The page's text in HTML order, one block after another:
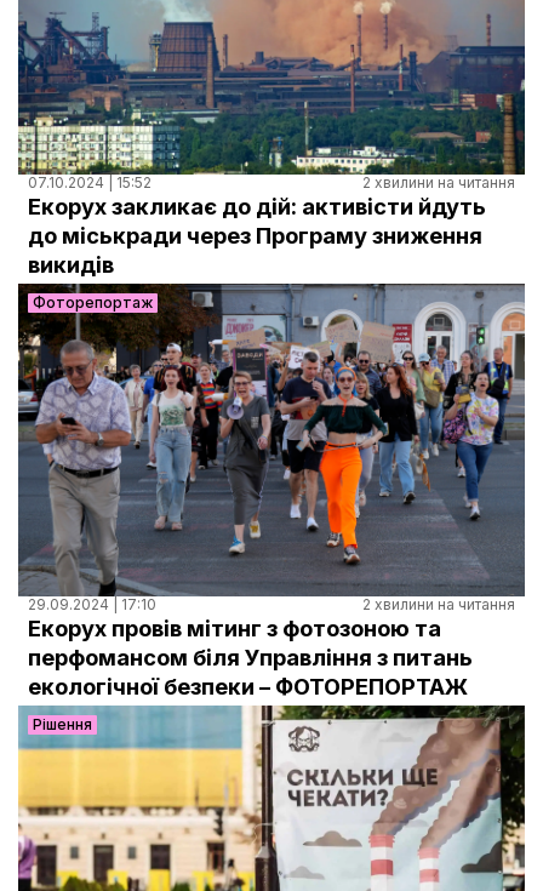
07.10.2024 | 15:52 2 хвилини на читання
Екорух закликає до дій: активісти йдуть
до міськради через Програму зниження
викидів
Фоторепортаж
29.09.2024 | 17:10 2 хвилини на читання
Екорух провів мітинг з фотозоною та
перфомансом біля Управління з питань
екологічної безпеки – ФОТОРЕПОРТАЖ
Рішення